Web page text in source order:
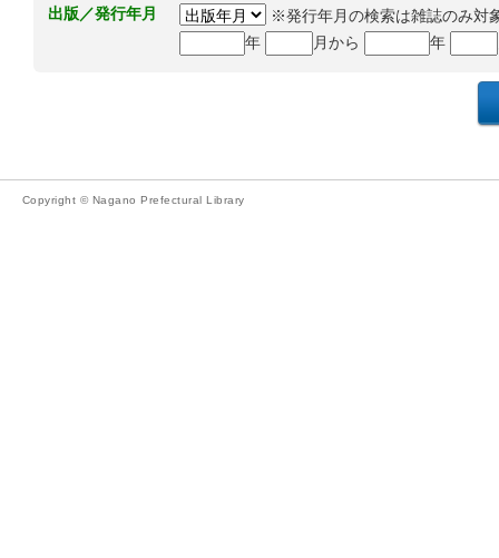
出版／発行年月
※発行年月の検索は雑誌のみ対
年
月から 年
Copyright © Nagano Prefectural Library